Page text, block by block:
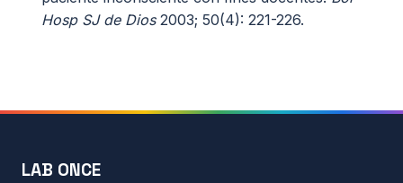
Hosp SJ de Dios2003; 50(4): 221-226.
LAB ONCE